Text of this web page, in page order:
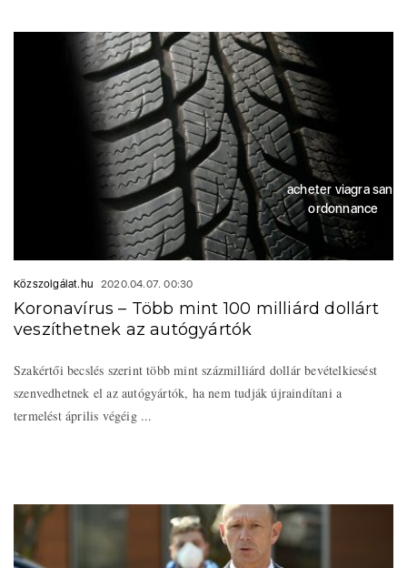
Közszolgálat.hu 2020.04.07. 00:30
Koronavírus – Több mint 100 milliárd dollárt
veszíthetnek az autógyártók
Szakértői becslés szerint több mint százmilliárd dollár bevételkiesést
szenvedhetnek el az autógyártók, ha nem tudják újraindítani a
termelést április végéig ...
acheter viagra sans
ordonnance